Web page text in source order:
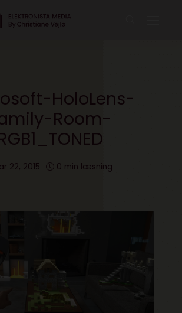
HoloLens-
Room-
22, 2015 0 min læsning